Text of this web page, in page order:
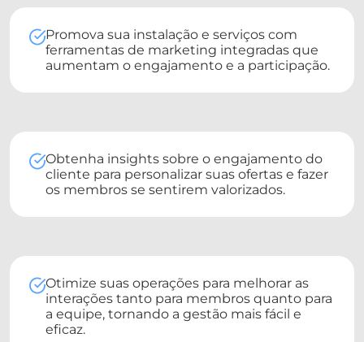
Promova sua instalação e serviços com
ferramentas de marketing integradas que
aumentam o engajamento e a participação.
Obtenha insights sobre o engajamento do
cliente para personalizar suas ofertas e fazer
os membros se sentirem valorizados.
Otimize suas operações para melhorar as
interações tanto para membros quanto para
a equipe, tornando a gestão mais fácil e
eficaz.